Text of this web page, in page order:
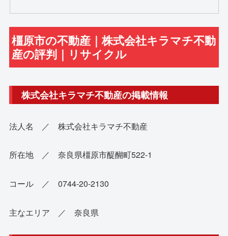
橿原市の不動産｜株式会社キラマチ不動
産の評判｜リサイクル
株式会社キラマチ不動産の掲載情報
法人名 ／ 株式会社キラマチ不動産
所在地 ／ 奈良県橿原市醍醐町522-1
コール ／ 0744-20-2130
主なエリア ／ 奈良県